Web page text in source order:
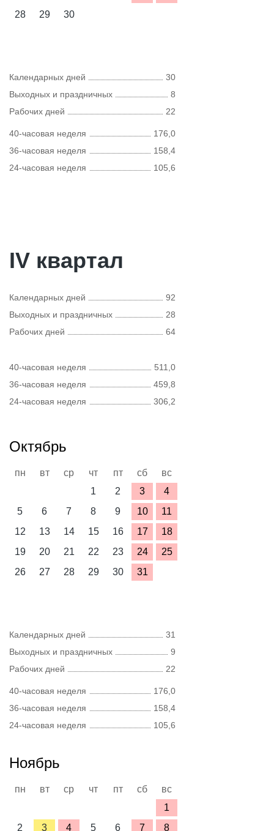
28
29 30
Календарных дней
30
Выходных и праздничных
8
Рабочих дней
22
40-часовая неделя
176,0
36-часовая неделя
158,4
24-часовая неделя
105,6
IV квартал
Календарных дней
92
Выходных и праздничных
28
Рабочих дней
64
40-часовая неделя
511,0
36-часовая неделя
459,8
24-часовая неделя
306,2
Октябрь
пн вт ср чт пт сб
вс
1
2 3
4
5
6 7 8 9 10
11
12
13 14 15 16 17
18
19
20 21 22 23 24
25
26
27 28 29 30 31
Календарных дней
31
Выходных и праздничных
9
Рабочих дней
22
40-часовая неделя
176,0
36-часовая неделя
158,4
24-часовая неделя
105,6
Ноябрь
пн вт ср чт пт сб
вс
1
2
3 4 5 6 7 8